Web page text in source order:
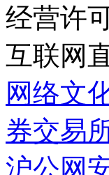
经营许
互联网
网络文
券交易
沪公网